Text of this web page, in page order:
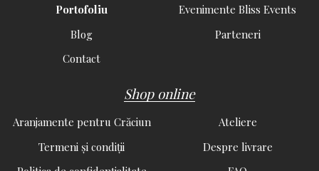
Portofoliu
Evenimente Bliss Events
Blog
Parteneri
Contact
Shop online
Aranjamente pentru Crăciun
Ateliere
Termeni și condiții
Despre livrare